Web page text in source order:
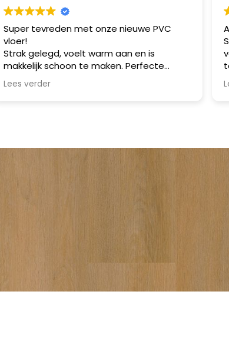
Super tevreden met onze nieuwe PVC
vloer!
Strak gelegd, voelt warm aan en is
makkelijk schoon te maken. Perfecte
combinatie van stijl en praktisch gebruik.
Aanrader!
Lees verder